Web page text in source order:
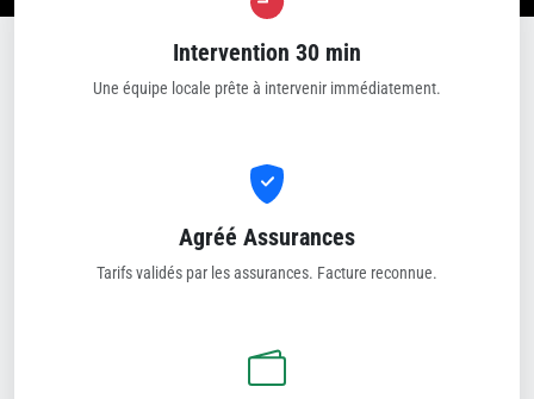
Intervention 30 min
Une équipe locale prête à intervenir immédiatement.
Agréé Assurances
Tarifs validés par les assurances. Facture reconnue.